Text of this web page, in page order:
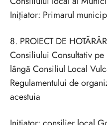
Iniţiator: Primarul
8. PROIECT DE
Consiliului Consultativ
lângă Consiliul Local
Regulamentului de
acestuia